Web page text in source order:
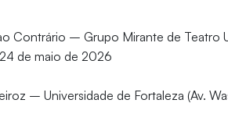
Contrário – Grupo Mirante de Teatro
de maio de 2026
– Universidade de Fortaleza (Av.